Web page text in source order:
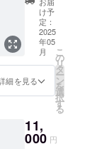
展開：
S, M,
L,XL
け予
定：
2025
年05
月
細を見る
こ
の
リ
タ
ー
ン
を
選
択
す
る
11,
000 円